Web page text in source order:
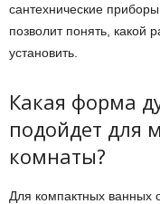
сантехнические
позволит понять,
установить.
Какая форма
подойдет для
комнаты?
Для компактных ванных